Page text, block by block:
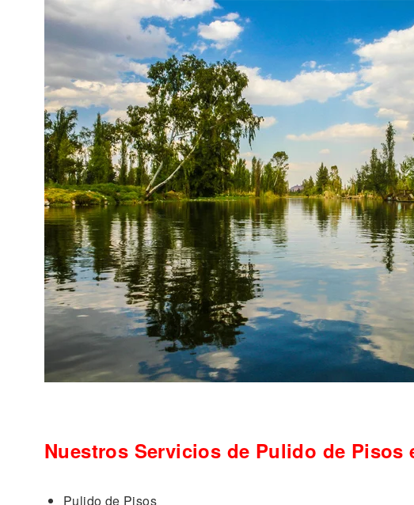
Nuestros Servicios de Pulido de Pisos
Pulido de Pisos